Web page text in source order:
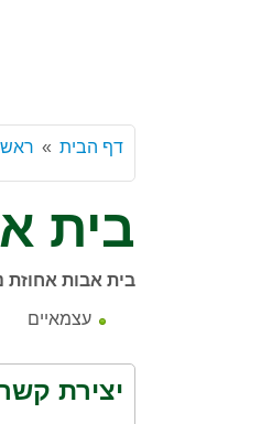
דף הבית
בית
בית אבות אחוזת
עצמאיים
יצירת